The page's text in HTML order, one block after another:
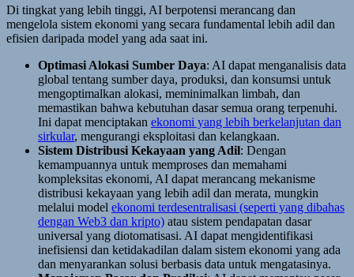
Di tingkat yang lebih tinggi, AI berpotensi merancang dan
mengelola sistem ekonomi yang secara fundamental lebih adil dan
efisien daripada model yang ada saat ini.
Optimasi Alokasi Sumber Daya: AI dapat menganalisis data
global tentang sumber daya, produksi, dan konsumsi untuk
mengoptimalkan alokasi, meminimalkan limbah, dan
memastikan bahwa kebutuhan dasar semua orang terpenuhi.
Ini dapat menciptakan ekonomi yang lebih berkelanjutan dan
sirkular, mengurangi eksploitasi dan kelangkaan.
Sistem Distribusi Kekayaan yang Adil: Dengan
kemampuannya untuk memproses dan memahami
kompleksitas ekonomi, AI dapat merancang mekanisme
distribusi kekayaan yang lebih adil dan merata, mungkin
melalui model ekonomi terdesentralisasi (seperti yang dibahas
dengan Web3 dan kripto) atau sistem pendapatan dasar
universal yang diotomatisasi. AI dapat mengidentifikasi
inefisiensi dan ketidakadilan dalam sistem ekonomi yang ada
dan menyarankan solusi berbasis data untuk mengatasinya.